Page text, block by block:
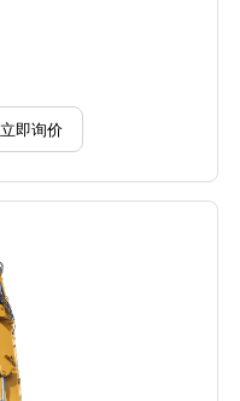
立即询价